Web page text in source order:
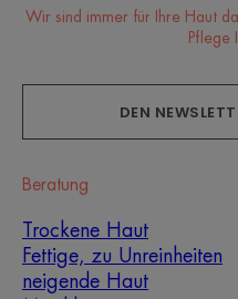
Wir sind immer für Ihre Haut
Pflege
DEN
Beratung
Trockene Haut
Fettige, zu Unreinheiten
neigende Haut